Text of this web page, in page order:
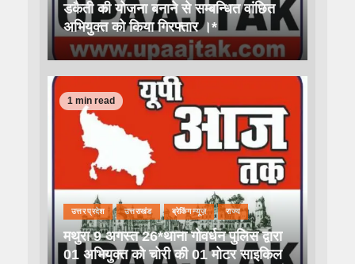
डकैती की योजना बनाने से सम्बन्धित वांछित
अभियुक्त को किया गिरफ्तार ।*
1 min read
उत्तर प्रदेश उत्तराखंड ब्रेकिंग न्यूज़ राज्य
मथुरा 9 अगस्त 26*थाना गोवर्धन पुलिस द्वारा
01 अभियुक्त को चोरी की 01 मोटर साइकिल